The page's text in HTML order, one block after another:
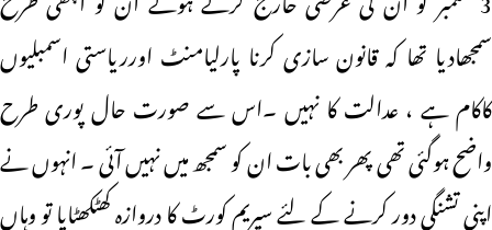
سمجھادیا تھا کہ قانون سازی کرنا پارلیامنٹ اورریاستی اسمبلیوں
کاکام ہے ، عدالت کا نہیں ۔اس سے صورت حال پوری طرح
واضح ہوگئی تھی پھر بھی بات ان کو سمجھ میں نہیں آئی ۔ انہوں نے
اپنی تشنگی دور کرنے کے لئے سپریم کورٹ کا دروازہ کھٹکھٹایا تو وہاں